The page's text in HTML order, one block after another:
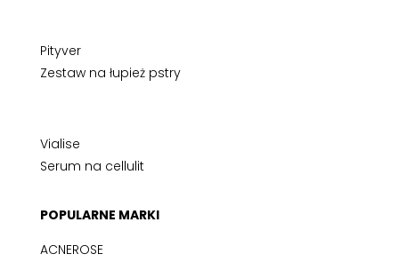
Pityver
Zestaw na łupież pstry
Vialise
Serum na cellulit
POPULARNE MARKI
ACNEROSE